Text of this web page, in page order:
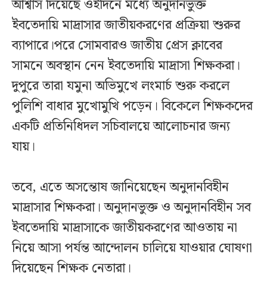
আশ্বাস দিয়েছে ওইদিনে মধ্যে অনুদানভুক্ত
ইবতেদায়ি মাদ্রাসার জাতীয়করণের প্রক্রিয়া শুরুর
ব্যাপারে।পরে সোমবারও জাতীয় প্রেস ক্লাবের
সামনে অবস্থান নেন ইবতেদায়ি মাদ্রাসা শিক্ষকরা।
দুপুরে তারা যমুনা অভিমুখে লংমার্চ শুরু করলে
পুলিশি বাধার মুখোমুখি পড়েন। বিকেলে শিক্ষকদের
একটি প্রতিনিধিদল সচিবালয়ে আলোচনার জন্য
যায়।
তবে, এতে অসন্তোষ জানিয়েছেন অনুদানবিহীন
মাদ্রাসার শিক্ষকরা। অনুদানভুক্ত ও অনুদানবিহীন সব
ইবতেদায়ি মাদ্রাসাকে জাতীয়করণের আওতায় না
নিয়ে আসা পর্যন্ত আন্দোলন চালিয়ে যাওয়ার ঘোষণা
দিয়েছেন শিক্ষক নেতারা।